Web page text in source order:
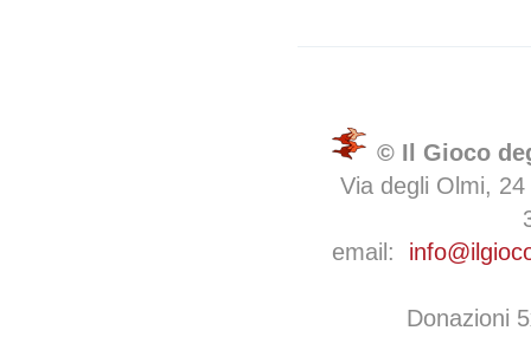
© Il Gioco
Via degli Olmi,
email:
Donazioni